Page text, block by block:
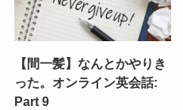
【間一髪】なんとかやりき
った。オンライン英会話:
Part 9